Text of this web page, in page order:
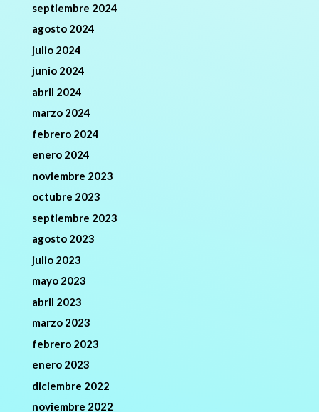
septiembre 2024
agosto 2024
julio 2024
junio 2024
abril 2024
marzo 2024
febrero 2024
enero 2024
noviembre 2023
octubre 2023
septiembre 2023
agosto 2023
julio 2023
mayo 2023
abril 2023
marzo 2023
febrero 2023
enero 2023
diciembre 2022
noviembre 2022